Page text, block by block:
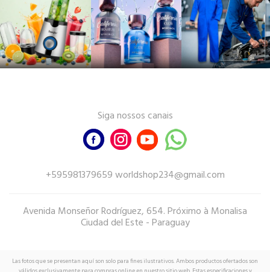
Siga nossos canais
+595981379659 worldshop234@gmail.com
Avenida Monseñor Rodríguez, 654. Próximo à Monalisa
Ciudad del Este - Paraguay
Las fotos que se presentan aquí son solo para fines ilustrativos. Ambos productos ofertados son